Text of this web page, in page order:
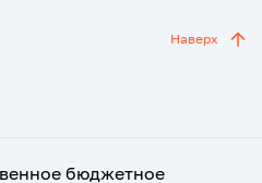
Наверх
бюджетное